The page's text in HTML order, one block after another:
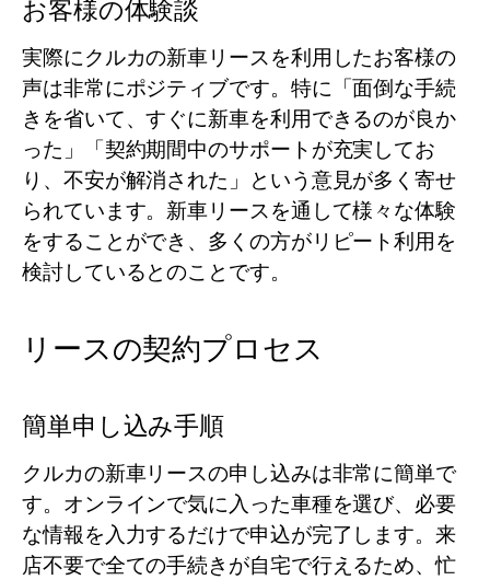
お客様の体験談
実際にクルカの新車リースを利用したお客様の
声は非常にポジティブです。特に「面倒な手続
きを省いて、すぐに新車を利用できるのが良か
った」「契約期間中のサポートが充実してお
り、不安が解消された」という意見が多く寄せ
られています。新車リースを通して様々な体験
をすることができ、多くの方がリピート利用を
検討しているとのことです。
リースの契約プロセス
簡単申し込み手順
クルカの新車リースの申し込みは非常に簡単で
す。オンラインで気に入った車種を選び、必要
な情報を入力するだけで申込が完了します。来
店不要で全ての手続きが自宅で行えるため、忙